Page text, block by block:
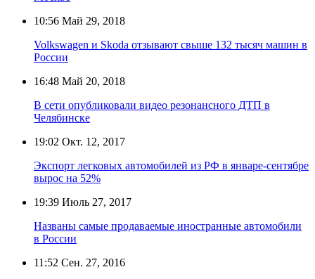
10:56 Май 29, 2018
Volkswagen и Skoda отзывают свыше 132 тысяч машин в
России
16:48 Май 20, 2018
В сети опубликовали видео резонансного ДТП в
Челябинске
19:02 Окт. 12, 2017
Экспорт легковых автомобилей из РФ в январе-сентябре
вырос на 52%
19:39 Июль 27, 2017
Названы самые продаваемые иностранные автомобили
в России
11:52 Сен. 27, 2016